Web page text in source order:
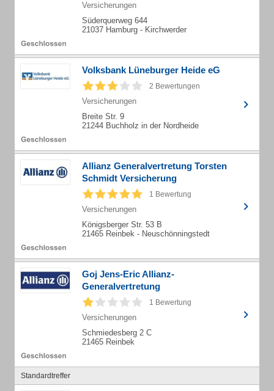
Versicherungen
Süderquerweg 644
21037 Hamburg - Kirchwerder
Volksbank Lüneburger Heide eG
2 Bewertungen
Versicherungen
Breite Str. 9
21244 Buchholz in der Nordheide
Allianz Generalvertretung Torsten
Schmidt Versicherung
1 Bewertung
Versicherungen
Königsberger Str. 53 B
21465 Reinbek - Neuschönningstedt
Goj Jens-Eric Allianz-
Generalvertretung
1 Bewertung
Versicherungen
Schmiedesberg 2 C
21465 Reinbek
Standardtreffer